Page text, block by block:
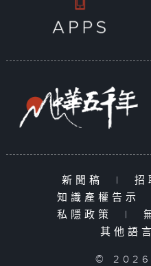
新聞稿 | 招
知識產權告示
私隱政策
|
其他語
©